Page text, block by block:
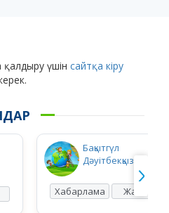
үшін сайтқа кіру
Бақытгүл
Дәуітбекқызы Ысқақ
Хабарлама Жазылу